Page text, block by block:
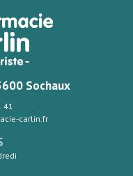
Sochaux
41
carlin.fr